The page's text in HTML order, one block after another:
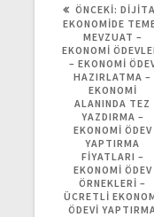
ÖNCEKI:
YAZI:
EKONOMIDE
MEVZUAT –
EKONOMI
– EKONOMI
HAZIRLATMA –
EKONOMI
ALANINDA TEZ
YAZDIRMA –
EKONOMI ÖDEV
YAPTIRMA
FIYATLARI –
EKONOMI ÖDEV
ÖRNEKLERI –
ÜCRETLI
ÖDEVI